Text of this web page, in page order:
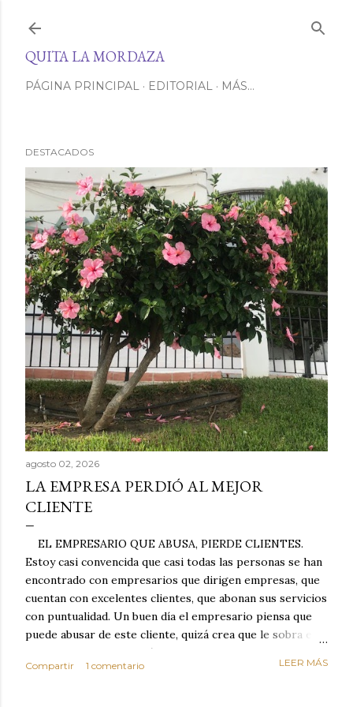
QUITA LA MORDAZA
PÁGINA PRINCIPAL EDITORIAL MÁS…
DESTACADOS
agosto 02, 2026
LA EMPRESA PERDIÓ AL MEJOR
CLIENTE
EL EMPRESARIO QUE ABUSA, PIERDE CLIENTES.
Estoy casi convencida que casi todas las personas se han
encontrado con empresarios que dirigen empresas, que
cuentan con excelentes clientes, que abonan sus servicios
con puntualidad. Un buen día el empresario piensa que
puede abusar de este cliente, quizá crea que le sobra el
dinero porque la mayoría de los otros pagan mal y
tarde y en ocasiones ni abonan los servicios. Cuando una
Compartir 1 comentario LEER MÁS